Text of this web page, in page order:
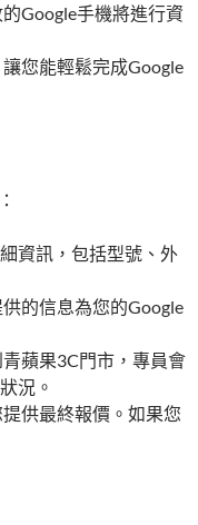
Google手機將進行資
您能輕鬆完成Google
資訊，包括型號、外
的信息為您的Google
蘋果3C門市，專員會
況。
供最終報價。如果您